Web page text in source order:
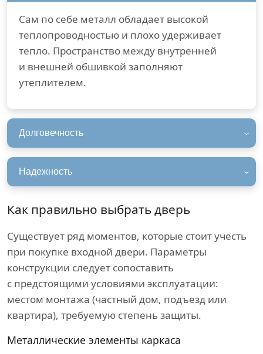
Сам по себе металл обладает высокой
теплопроводностью и плохо удерживает
тепло. Пространство между внутренней
и внешней обшивкой заполняют
утеплителем.
Долговечность
Надежность
Как правильно выбрать дверь
Существует ряд моментов, которые стоит учесть
при покупке входной двери. Параметры
конструкции следует сопоставить
с предстоящими условиями эксплуатации:
местом монтажа (частный дом, подъезд или
квартира), требуемую степень защиты.
Металлические элементы каркаса